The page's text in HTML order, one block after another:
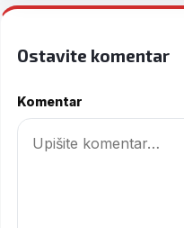
Ostavite komentar
Komentar